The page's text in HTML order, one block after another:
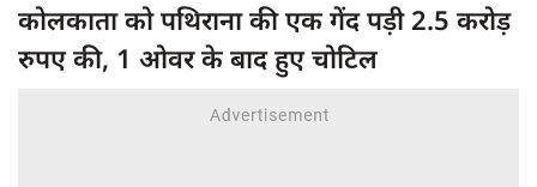
कोलकाता को पथिराना की एक गेंद पड़ी 2.5 करोड़
रुपए की, 1 ओवर के बाद हुए चोटिल